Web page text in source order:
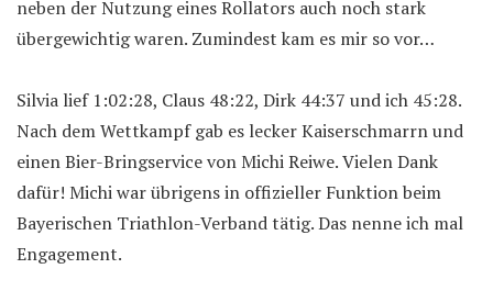
neben der Nutzung eines Rollators auch noch stark
übergewichtig waren. Zumindest kam es mir so vor…
Silvia lief 1:02:28, Claus 48:22, Dirk 44:37 und ich 45:28.
Nach dem Wettkampf gab es lecker Kaiserschmarrn und
einen Bier-Bringservice von Michi Reiwe. Vielen Dank
dafür! Michi war übrigens in offizieller Funktion beim
Bayerischen Triathlon-Verband tätig. Das nenne ich mal
Engagement.